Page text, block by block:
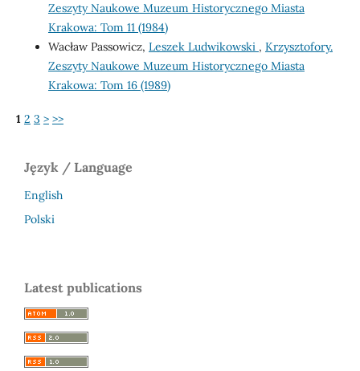
Zeszyty Naukowe Muzeum Historycznego Miasta
Krakowa: Tom 11 (1984)
Wacław Passowicz, Leszek Ludwikowski , Krzysztofory.
Zeszyty Naukowe Muzeum Historycznego Miasta
Krakowa: Tom 16 (1989)
1 2 3 > >>
Język / Language
English
Polski
Latest publications